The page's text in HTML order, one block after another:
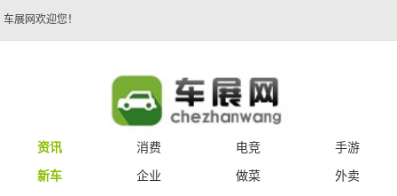
车展网欢迎您！
资讯 消费 电竞
手游
新车
企业 做菜
外卖